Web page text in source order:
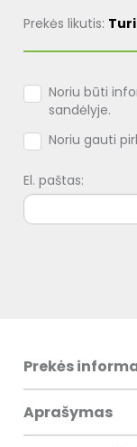
Prekės likutis:
Noriu būti
sandėlyje.
Noriu gauti
El. paštas:
Prekės
Aprašymas